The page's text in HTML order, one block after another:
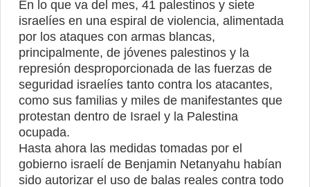
En lo que va del mes, 41 palestinos y siete
israelíes en una espiral de violencia, alimentada
por los ataques con armas blancas,
principalmente, de jóvenes palestinos y la
represión desproporcionada de las fuerzas de
seguridad israelíes tanto contra los atacantes,
como sus familias y miles de manifestantes que
protestan dentro de Israel y la Palestina
ocupada.
Hasta ahora las medidas tomadas por el
gobierno israelí de Benjamin Netanyahu habían
sido autorizar el uso de balas reales contra todo